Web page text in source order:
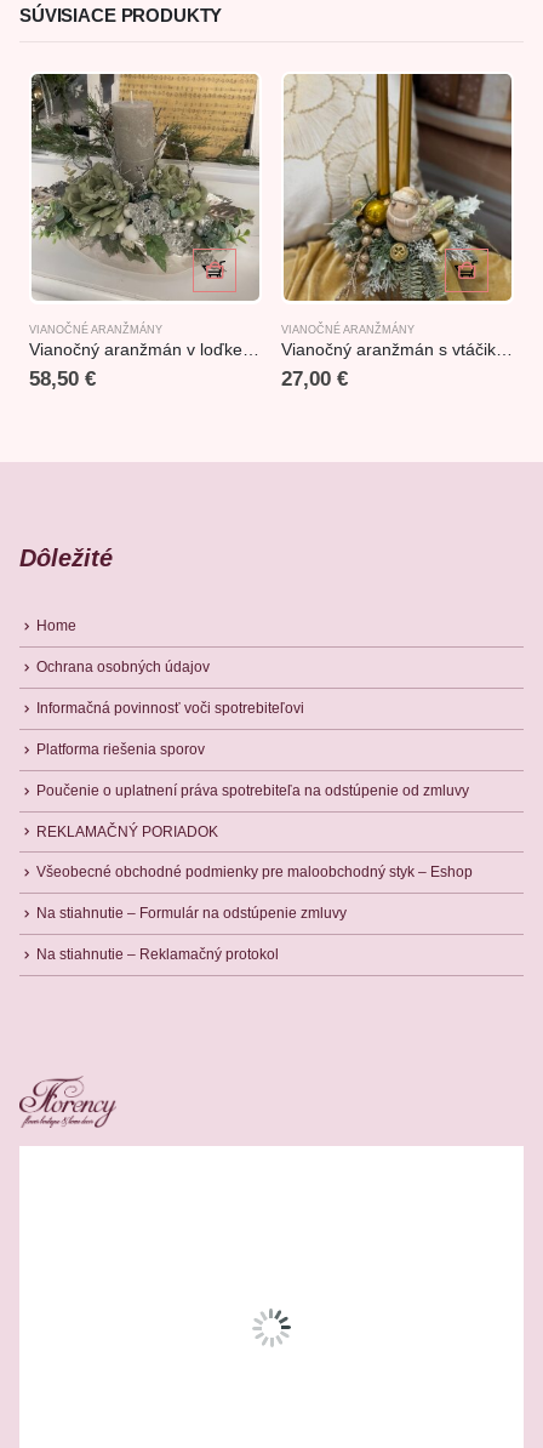
SÚVISIACE PRODUKTY
VIANOČNÉ ARANŽMÁNY
Vianočný aranžmán v loďke zelenostrieborný 43x21x33cm
58,50 €
VIANOČNÉ ARANŽMÁNY
Vianočný aranžmán s vtáčikom 24x40cm
27,00 €
Dôležité
Home
Ochrana osobných údajov
Informačná povinnosť voči spotrebiteľovi
Platforma riešenia sporov
Poučenie o uplatnení práva spotrebiteľa na odstúpenie od zmluvy
REKLAMAČNÝ PORIADOK
Všeobecné obchodné podmienky pre maloobchodný styk – Eshop
Na stiahnutie – Formulár na odstúpenie zmluvy
Na stiahnutie – Reklamačný protokol